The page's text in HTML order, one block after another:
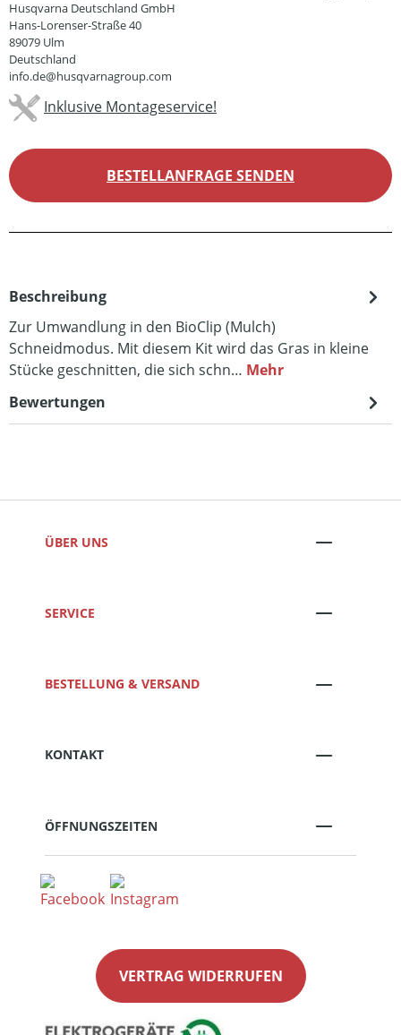
Husqvarna Deutschland GmbH
Hans-Lorenser-Straße 40
89079 Ulm
Deutschland
info.de@husqvarnagroup.com
Inklusive Montageservice!
BESTELLANFRAGE SENDEN
Beschreibung
Zur Umwandlung in den BioClip (Mulch)
Schneidmodus. Mit diesem Kit wird das Gras in kleine
Stücke geschnitten, die sich schn… Mehr
Bewertungen
ÜBER UNS
SERVICE
BESTELLUNG & VERSAND
KONTAKT
ÖFFNUNGSZEITEN
VERTRAG WIDERRUFEN